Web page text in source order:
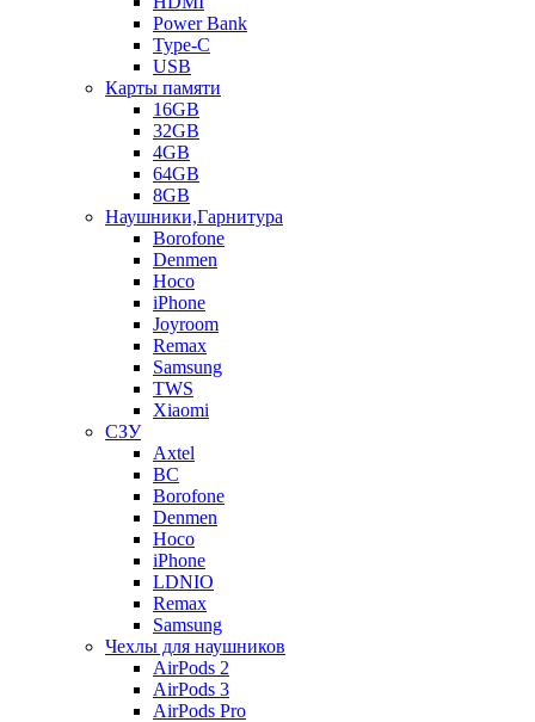
Power Bank
Type-C
USB
Карты памяти
16GB
32GB
4GB
64GB
8GB
Наушники,Гарнитура
Borofone
Denmen
Hoco
iPhone
Joyroom
Remax
Samsung
TWS
Xiaomi
СЗУ
Axtel
BC
Borofone
Denmen
Hoco
iPhone
LDNIO
Remax
Samsung
Чехлы для наушников
AirPods 2
AirPods 3
AirPods Pro